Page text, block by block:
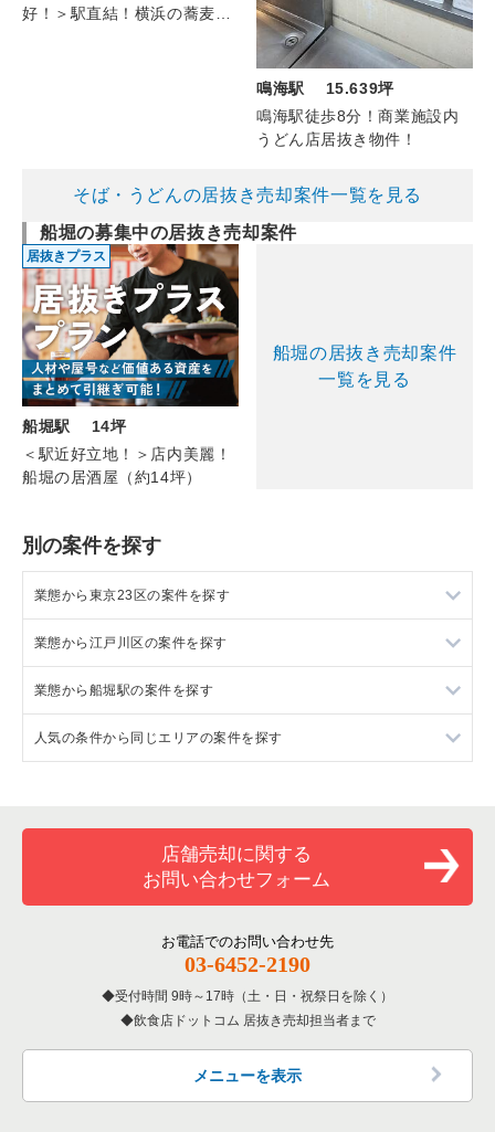
好！＞駅直結！横浜の蕎麦
鳴海駅 15.639坪
鳴海駅徒歩8分！商業施設内
うどん店居抜き物件！
そば・うどんの居抜き売却案件一覧を見る
船堀の募集中の居抜き売却案件
居抜きプラス
船堀駅 14坪
＜駅近好立地！＞店内美麗！
船堀の居酒屋（約14坪）
船堀の居抜き売却案件
一覧を見る
別の案件を探す
業態から東京23区の案件を探す
東京23区のラーメンの居抜き売却物件の案件一覧
東京23区のフランス料理の居抜き売却物件の案件一覧
東京23区のイタリア料理の居抜き売却物件の案件一覧
東京23区のそば・うどんの居抜き売却物件の案件一覧
東京23区の寿司の居抜き売却物件の案件一覧
東京23区の鉄板焼き・お好み焼の居抜き売却物件の案件一覧
東京23区のアジア料理の居抜き売却物件の案件一覧
東京23区のカフェの居抜き売却物件の案件一覧
業態から江戸川区の案件を探す
江戸川区のラーメンの居抜き売却物件の案件一覧
江戸川区のフランス料理の居抜き売却物件の案件一覧
江戸川区の中華の居抜き売却物件の案件一覧
江戸川区のそば・うどんの居抜き売却物件の案件一覧
江戸川区の鉄板焼き・お好み焼の居抜き売却物件の案件一覧
江戸川区のアジア料理の居抜き売却物件の案件一覧
江戸川区のカフェの居抜き売却物件の案件一覧
業態から船堀駅の案件を探す
船堀駅の鉄板焼き・お好み焼の居抜き売却物件の案件一覧
船堀駅のテイクアウトの居抜き売却物件の案件一覧
船堀駅の居酒屋・ダイニングバーの居抜き売却物件の案件一覧
船堀駅のその他の居抜き売却物件の案件一覧
人気の条件から同じエリアの案件を探す
江戸川区の1階の飲食店の居抜き売却物件の案件一覧
船堀駅の1階の飲食店の居抜き売却物件の案件一覧
東京23区の20坪以下の飲食店の居抜き売却物件の案件一覧
江戸川区の20坪以下の飲食店の居抜き売却物件の案件一覧
船堀駅の20坪以下の飲食店の居抜き売却物件の案件一覧
店舗売却に関する
お問い合わせフォーム
お電話でのお問い合わせ先
03-6452-2190
受付時間 9時～17時（土・日・祝祭日を除く）
飲食店ドットコム 居抜き売却担当者まで
メニューを表示